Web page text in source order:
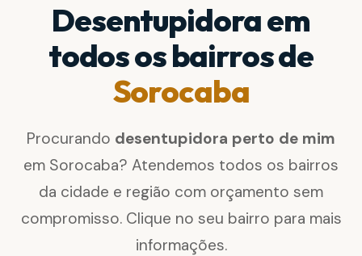
Desentupidora em
todos os bairros de
Sorocaba
Procurando desentupidora perto de mim
em Sorocaba? Atendemos todos os bairros
da cidade e região com orçamento sem
compromisso. Clique no seu bairro para mais
informações.